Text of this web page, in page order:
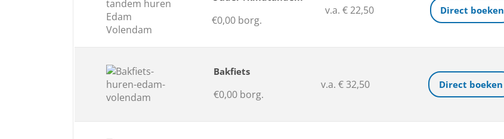
€0,00 borg.
v.a. € 22,50 Direct boeken
Bakfiets
€0,00 borg.
v.a. € 32,50 Direct boeken